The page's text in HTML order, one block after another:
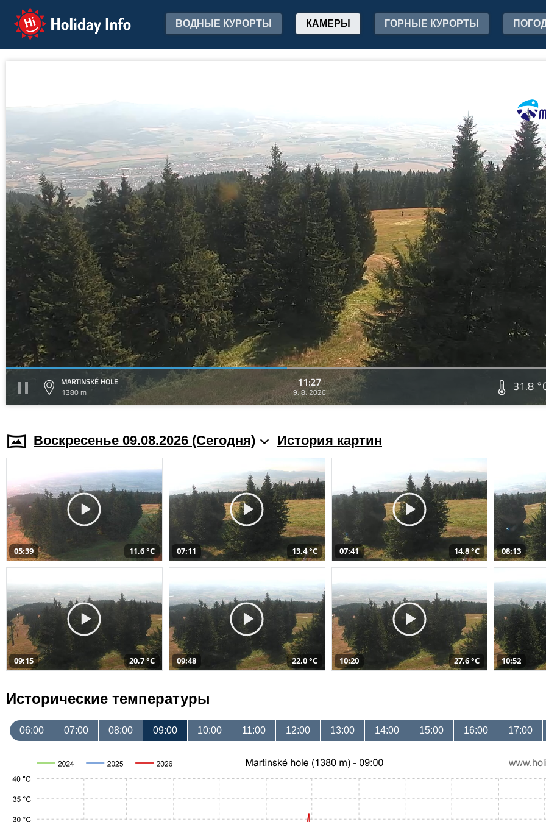
Holiday Info ВОДНЫЕ КУРОРТЫ КАМЕРЫ ГОРНЫЕ КУРОРТЫ
MARTINSKÉ HOLE
1380 m
11:27
9. 8. 2026 31.8
Воскресенье 09.08.2026 (Cегодня) История картин
05:39 11,6 °C 07:11 13,4 °C 07:41 14,8 °C 08:13
09:15 20,7 °C 09:48 22,0 °C 10:20 27,6 °C 10:52
Исторические температуры
06:00 07:00 08:00 09:00 10:00 11:00 12:00 13:00 14:00 15:00 16:00 17:00